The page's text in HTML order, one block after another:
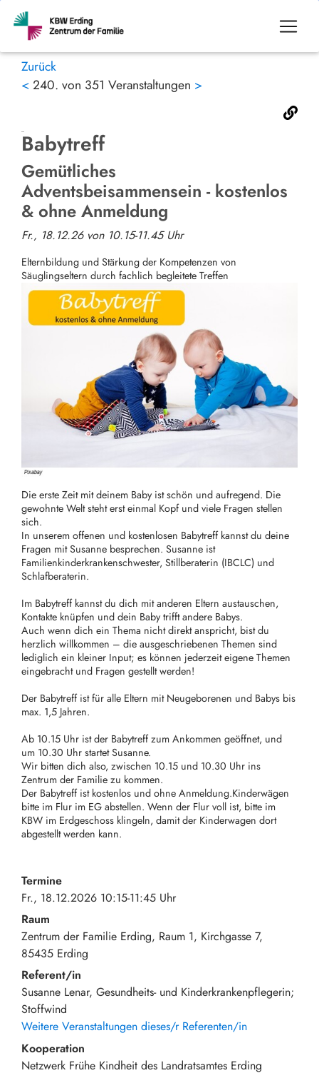
Zurück
< 240. von 351 Veranstaltungen >
Babytreff
Gemütliches
Adventsbeisammensein - kostenlos
& ohne Anmeldung
Fr., 18.12.26 von 10.15-11.45 Uhr
Elternbildung und Stärkung der Kompetenzen von
Säuglingseltern durch fachlich begleitete Treffen
Die erste Zeit mit deinem Baby ist schön und aufregend. Die
gewohnte Welt steht erst einmal Kopf und viele Fragen stellen
sich.
In unserem offenen und kostenlosen Babytreff kannst du deine
Fragen mit Susanne besprechen. Susanne ist
Familienkinderkrankenschwester, Stillberaterin (IBCLC) und
Schlafberaterin.
Im Babytreff kannst du dich mit anderen Eltern austauschen,
Kontakte knüpfen und dein Baby trifft andere Babys.
Auch wenn dich ein Thema nicht direkt anspricht, bist du
herzlich willkommen – die ausgeschriebenen Themen sind
lediglich ein kleiner Input; es können jederzeit eigene Themen
eingebracht und Fragen gestellt werden!
Der Babytreff ist für alle Eltern mit Neugeborenen und Babys bis
max. 1,5 Jahren.
Ab 10.15 Uhr ist der Babytreff zum Ankommen geöffnet, und
um 10.30 Uhr startet Susanne.
Wir bitten dich also, zwischen 10.15 und 10.30 Uhr ins
Zentrum der Familie zu kommen.
Der Babytreff ist kostenlos und ohne Anmeldung.Kinderwägen
bitte im Flur im EG abstellen. Wenn der Flur voll ist, bitte im
KBW im Erdgeschoss klingeln, damit der Kinderwagen dort
abgestellt werden kann.
Termine
Fr., 18.12.2026 10:15-11:45 Uhr
Raum
Zentrum der Familie Erding, Raum 1 Kirchgasse 7
85435 Erding
Referent/in
Susanne Lenar, Gesundheits- und Kinderkrankenpflegerin;
Stoffwind
Weitere Veranstaltungen dieses/r Referenten/in
Kooperation
Netzwerk Frühe Kindheit des Landratsamtes Erding